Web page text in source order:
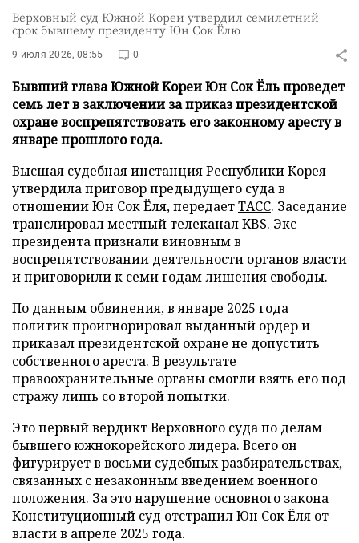
Верховный суд Южной Кореи утвердил семилетний
срок бывшему президенту Юн Сок Ёлю
9 июля 2026, 08:55 0
Бывший глава Южной Кореи Юн Сок Ёль проведет
семь лет в заключении за приказ президентской
охране воспрепятствовать его законному аресту в
январе прошлого года.
Высшая судебная инстанция Республики Корея
утвердила приговор предыдущего суда в
отношении Юн Сок Ёля, передаетТАСС. Заседание
транслировал местный телеканал KBS. Экс-
президента признали виновным в
воспрепятствовании деятельности органов власти
и приговорили к семи годам лишения свободы.
По данным обвинения, в январе 2025 года
политик проигнорировал выданный ордер и
приказал президентской охране не допустить
собственного ареста. В результате
правоохранительные органы смогли взять его под
стражу лишь со второй попытки.
Это первый вердикт Верховного суда по делам
бывшего южнокорейского лидера. Всего он
фигурирует в восьми судебных разбирательствах,
связанных с незаконным введением военного
положения. За это нарушение основного закона
Конституционный суд отстранил Юн Сок Ёля от
власти в апреле 2025 года.